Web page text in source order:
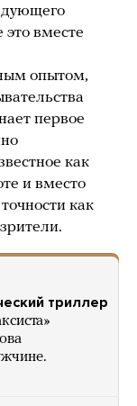
это вместе
опытом,
первое
как
и вместо
как
триллер